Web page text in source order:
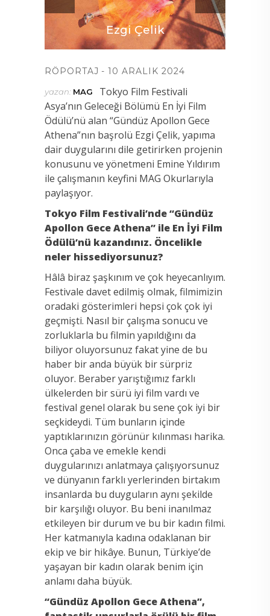
Ezgi Çelik
RÖPORTAJ 10 ARALIK 2024
yazan: MAG
Tokyo Film Festivali
Asya’nın Geleceği Bölümü En İyi Film
Ödülü’nü alan “Gündüz Apollon Gece
Athena”nın başrolü Ezgi Çelik, yapıma
dair duygularını dile getirirken projenin
konusunu ve yönetmeni Emine Yıldırım
ile çalışmanın keyfini MAG Okurlarıyla
paylaşıyor.
Tokyo Film Festivali’nde “Gündüz
Apollon Gece Athena” ile En İyi Film
Ödülü’nü kazandınız. Öncelikle
neler hissediyorsunuz?
Hâlâ biraz şaşkınım ve çok heyecanlıyım.
Festivale davet edilmiş olmak, filmimizin
oradaki gösterimleri hepsi çok çok iyi
geçmişti. Nasıl bir çalışma sonucu ve
zorluklarla bu filmin yapıldığını da
biliyor oluyorsunuz fakat yine de bu
haber bir anda büyük bir sürpriz
oluyor. Beraber yarıştığımız farklı
ülkelerden bir sürü iyi film vardı ve
festival genel olarak bu sene çok iyi bir
seçkideydi. Tüm bunların içinde
yaptıklarınızın görünür kılınması harika.
Onca çaba ve emekle kendi
duygularınızı anlatmaya çalışıyorsunuz
ve dünyanın farklı yerlerinden birtakım
insanlarda bu duyguların aynı şekilde
bir karşılığı oluyor. Bu beni inanılmaz
etkileyen bir durum ve bu bir kadın filmi.
Her katmanıyla kadına odaklanan bir
ekip ve bir hikâye. Bunun, Türkiye’de
yaşayan bir kadın olarak benim için
anlamı daha büyük.
“Gündüz Apollon Gece Athena”,